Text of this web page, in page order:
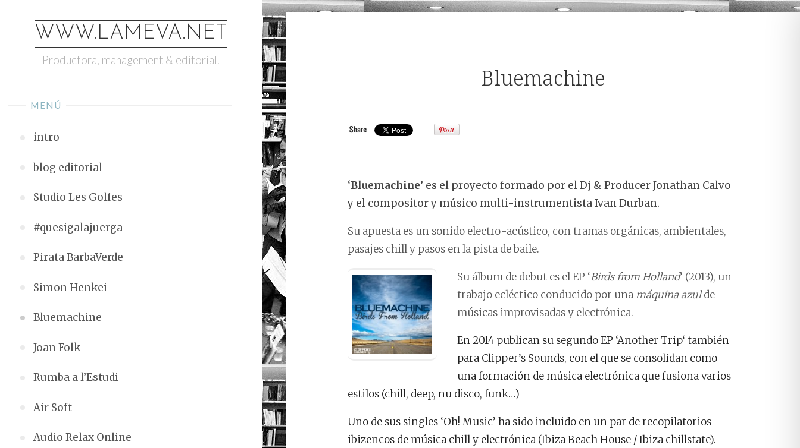
contenidoWWW.LAMEVA.NET
Productora, management & editorial.
MENÚ
intro
blog editorial
Studio Les Golfes
#quesigalajuerga
Pirata BarbaVerde
Simon Henkei
Bluemachine
Joan Folk
Rumba a l’Estudi
Air Soft
Audio Relax Online
Bluemachine
‘Bluemachine’ es el proyecto formado por el Dj & Producer Jonathan Calvo
y el compositor y músico multi-instrumentista Ivan Durban.
Su apuesta es un sonido electro-acústico, con tramas orgánicas, ambientales,
pasajes chill y pasos en la pista de baile.
Su álbum de debut es el EP ‘Birds from Holland’ (2013), un
trabajo ecléctico conducido por una máquina azulde
músicas improvisadas y electrónica.
En 2014 publican su segundo EP ‘Another Trip‘ también
para Clipper’s Sounds, con el que se consolidan como
una formación de música electrónica que fusiona varios
estilos (chill, deep, nu disco, funk…)
Uno de sus singles ‘Oh! Music’ ha sido incluido en un par de recopilatorios
ibizencos de música chill y electrónica (Ibiza Beach House / Ibiza chillstate).